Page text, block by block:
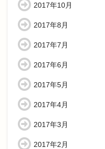
2017年10月
2017年8月
2017年7月
2017年6月
2017年5月
2017年4月
2017年3月
2017年2月